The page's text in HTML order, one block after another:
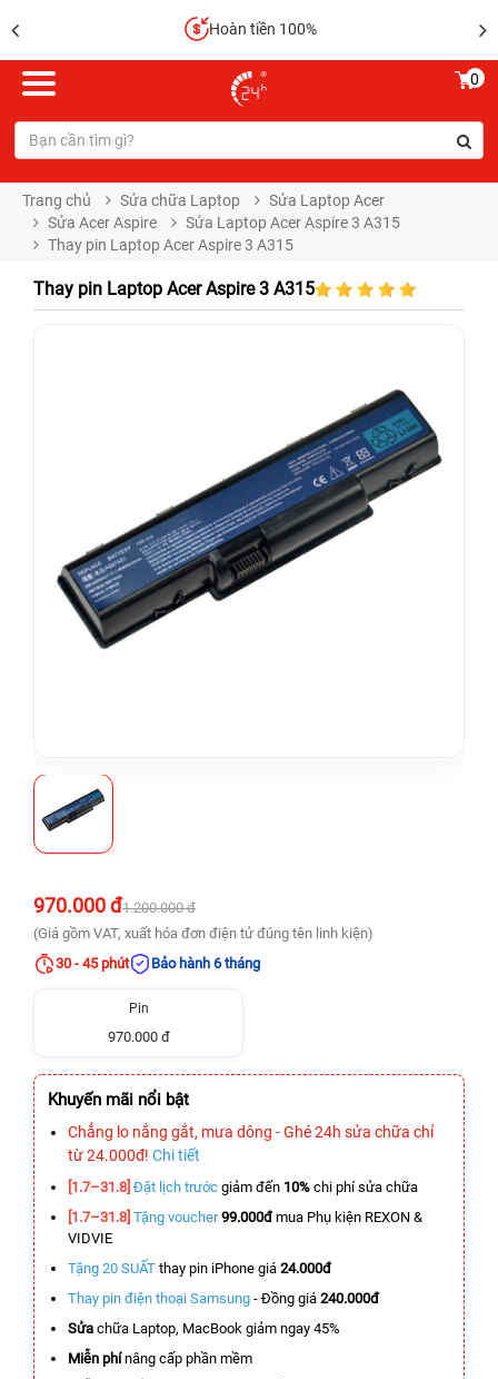
Hoàn tiền 100%
0
Trang chủ Sửa chữa Laptop
Sửa Laptop Acer
Sửa Acer Aspire
Sửa Laptop Acer Aspire 3 A315
Thay pin Laptop Acer Aspire 3 A315
Thay pin Laptop Acer Aspire 3 A315
970.000 đ1.200.000 đ
(Giá gồm VAT, xuất hóa đơn điện tử đúng tên linh kiện)
30 - 45 phút
Bảo hành 6 tháng
Pin
970.000 đ
Khuyến mãi nổi bật
Chẳng lo nắng gắt, mưa dông - Ghé 24h sửa chữa chỉ
từ 24.000đ! Chi tiết
[1.7–31.8] Đặt lịch trước giảm đến 10% chi phí sửa chữa
[1.7–31.8] Tặng voucher 99.000đmua Phụ kiện REXON &
VIDVIE
Tặng 20 SUẤT thay pin iPhone giá 24.000đ
Thay pin điện thoại Samsung - Đồng giá 240.000đ
Sửa chữa Laptop, MacBook giảm ngay 45%
Miễn phínâng cấp phần mềm